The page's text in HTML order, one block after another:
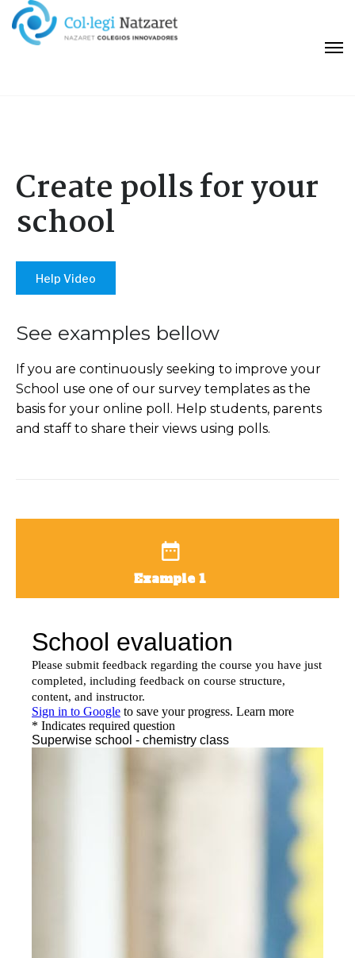
Create polls for your
school
Help Video
See examples bellow
If you are continuously seeking to improve your
School use one of our survey templates as the
basis for your online poll. Help students, parents
and staff to share their views using polls.
Example 1